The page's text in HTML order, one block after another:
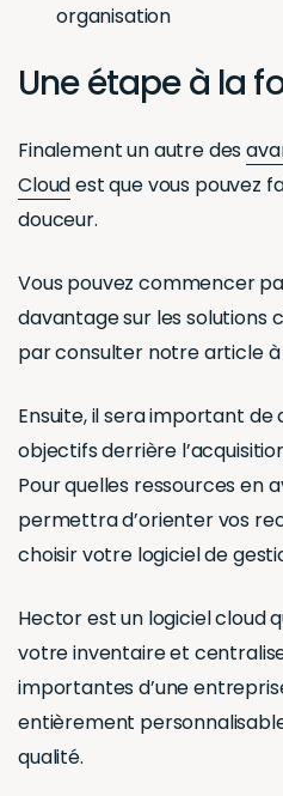
organisation
Une étape à la
Finalement un autre des
Cloudest que vous pouvez
douceur.
Vous pouvez commencer
davantage sur les solutions
par consulter notre article à
Ensuite, il sera important
objectifs derrière
Pour quelles ressources en
permettra d’orienter vos
choisir votre logiciel de
Hector est un logiciel cloud
votre inventaire et
importantes d’une
entièrement
qualité.